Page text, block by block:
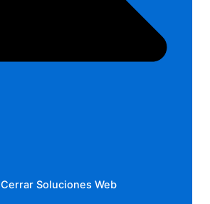
Cerrar Soluciones Web